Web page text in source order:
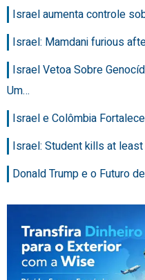
Israel aumenta controle
Israel: Mamdani furious
Israel Vetoa Sobre
Um…
Israel e Colômbia
Israel: Student kills at
Donald Trump e o Futuro